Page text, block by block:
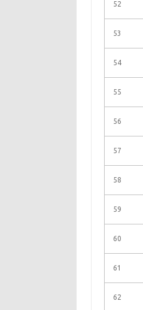
52
53
54
55
56
57
58
59
60
61
62